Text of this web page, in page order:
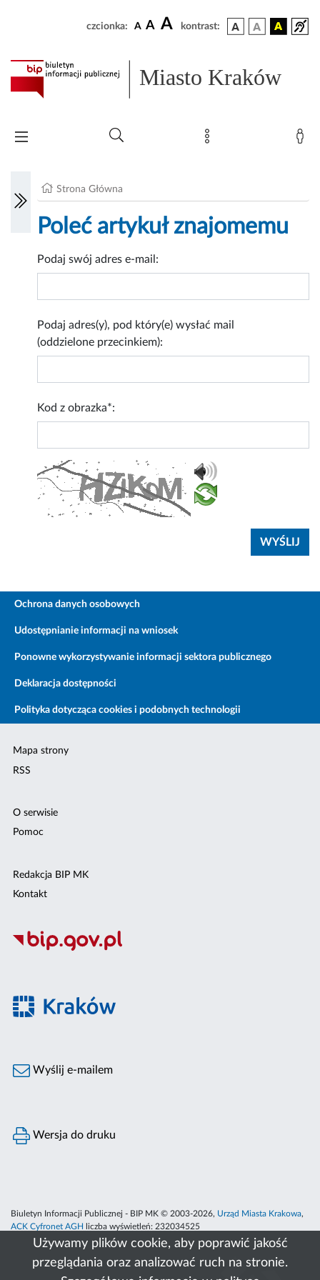
Używamy plików cookie, aby poprawić jakość
przeglądania oraz analizować ruch na stronie.
czcionka: A A A kontrast:
Miasto Kraków
Strona Główna
Poleć artykuł znajomemu
Podaj swój adres e-mail:
Podaj adres(y), pod który(e) wysłać mail
(oddzielone przecinkiem):
Kod z obrazka*:
Ochrona danych osobowych
Udostępnianie informacji na wniosek
Ponowne wykorzystywanie informacji sektora publicznego
Deklaracja dostępności
Polityka dotycząca cookies i podobnych technologii
Mapa strony
RSS
O serwisie
Pomoc
Redakcja BIP MK
Kontakt
Wyślij e-mailem
Wersja do druku
Biuletyn Informacji Publicznej - BIP MK © 2003-2026, Urząd Miasta Krakowa,
ACK Cyfronet AGH
liczba wyświetleń: 232034525